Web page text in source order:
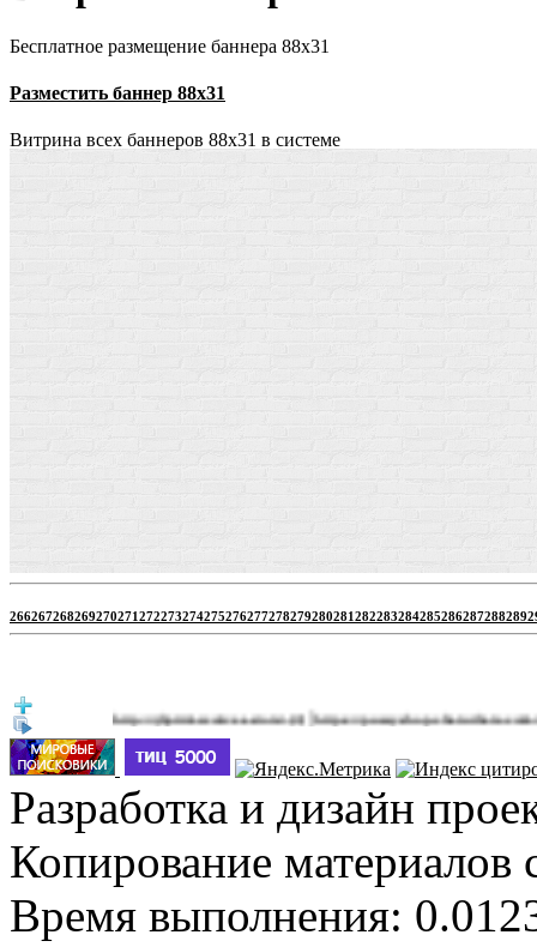
Бесплатное размещение баннера 88х31
Разместить баннер 88х31
Витрина всех баннеров 88x31 в системе
266267268269270271272273274275276277278279280281282283284285286287288289
http://jbprimecurves.store/(3)|https://pussyshop.chaturbate.com/male-
Разработка и дизайн
Копирование материалов
Время выполнения: